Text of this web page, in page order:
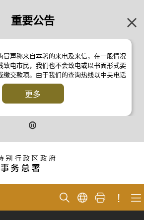
重要公告
冒声称来自本署的来电及来信，在一般情况
致电市民，我们也不会致电或以书面形式要
缴交款项。由于我们的查询热线以中央电话
不会显示电话号码 2835 2500 。如有疑
或向警方反诈骗协调中心
情请浏览以下新闻公报：
日的新闻公报
的新闻公报
新闻公报
更多
!